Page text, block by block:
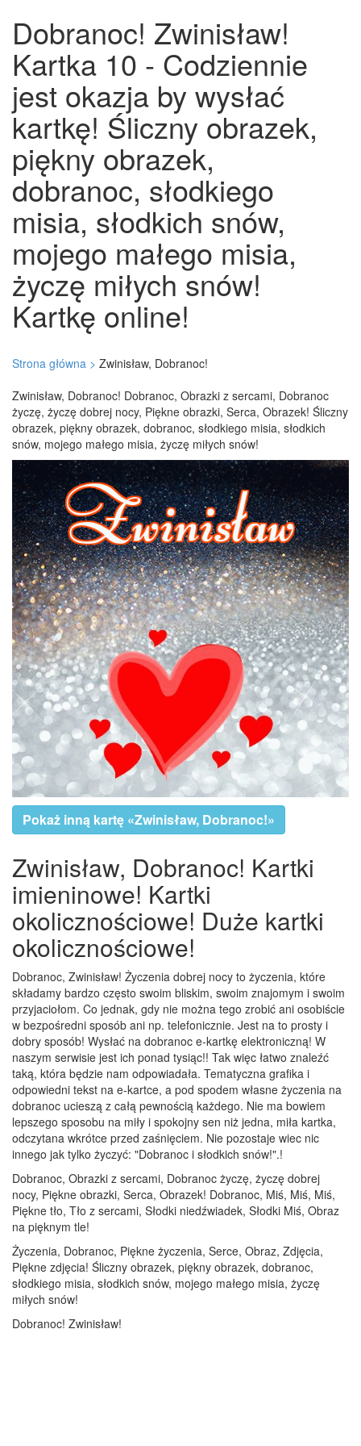
Dobranoc! Zwinisław!
Kartka 10 - Codziennie
jest okazja by wysłać
kartkę! Śliczny obrazek,
piękny obrazek,
dobranoc, słodkiego
misia, słodkich snów,
mojego małego misia,
życzę miłych snów!
Kartkę online!
Strona główna > Zwinisław, Dobranoc!
Zwinisław, Dobranoc! Dobranoc, Obrazki z sercami, Dobranoc
życzę, życzę dobrej nocy, Piękne obrazki, Serca, Obrazek! Śliczny
obrazek, piękny obrazek, dobranoc, słodkiego misia, słodkich
snów, mojego małego misia, życzę miłych snów!
Pokaż inną kartę «Zwinisław, Dobranoc!»
Zwinisław, Dobranoc! Kartki
imieninowe! Kartki
okolicznościowe! Duże kartki
okolicznościowe!
Dobranoc, Zwinisław! Życzenia dobrej nocy to życzenia, które
składamy bardzo często swoim bliskim, swoim znajomym i swoim
przyjaciołom. Co jednak, gdy nie można tego zrobić ani osobiście
w bezpośredni sposób ani np. telefonicznie. Jest na to prosty i
dobry sposób! Wysłać na dobranoc e-kartkę elektroniczną! W
naszym serwisie jest ich ponad tysiąc!! Tak więc łatwo znaleźć
taką, która będzie nam odpowiadała. Tematyczna grafika i
odpowiedni tekst na e-kartce, a pod spodem własne życzenia na
dobranoc ucieszą z całą pewnością każdego. Nie ma bowiem
lepszego sposobu na miły i spokojny sen niż jedna, miła kartka,
odczytana wkrótce przed zaśnięciem. Nie pozostaje wiec nic
innego jak tylko życzyć: "Dobranoc i słodkich snów!".!
Dobranoc, Obrazki z sercami, Dobranoc życzę, życzę dobrej
nocy, Piękne obrazki, Serca, Obrazek! Dobranoc, Miś, Miś, Miś,
Piękne tło, Tło z sercami, Słodki niedźwiadek, Słodki Miś, Obraz
na pięknym tle!
Życzenia, Dobranoc, Piękne życzenia, Serce, Obraz, Zdjęcia,
Piękne zdjęcia! Śliczny obrazek, piękny obrazek, dobranoc,
słodkiego misia, słodkich snów, mojego małego misia, życzę
miłych snów!
Dobranoc! Zwinisław!